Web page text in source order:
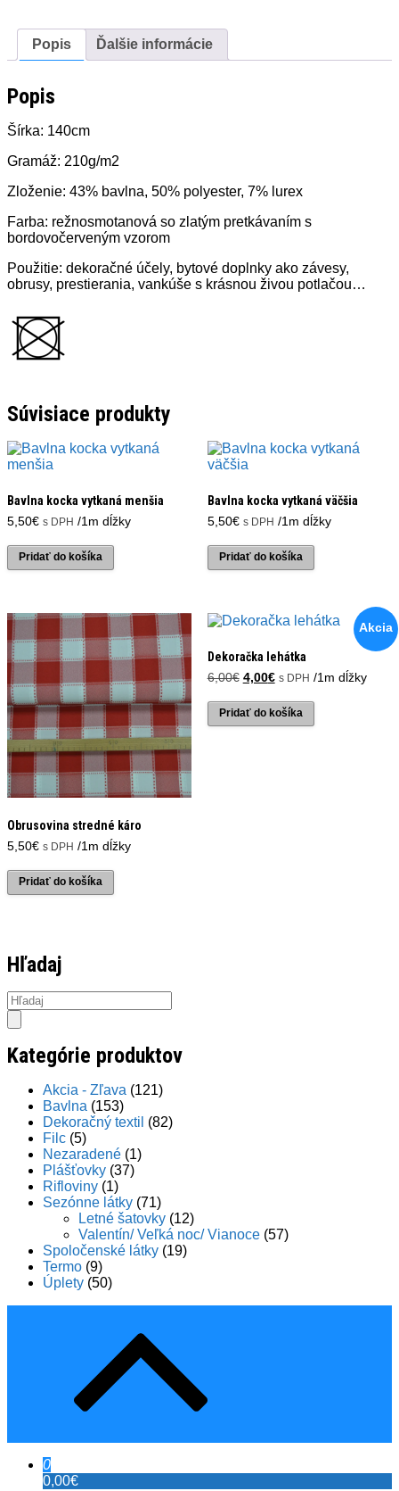
Popis Ďalšie informácie
Popis
Šírka: 140cm
Gramáž: 210g/m2
Zloženie: 43% bavlna, 50% polyester, 7% lurex
Farba: režnosmotanová so zlatým pretkávaním s
bordovočerveným vzorom
Použitie: dekoračné účely, bytové doplnky ako závesy,
obrusy, prestierania, vankúše s krásnou živou potlačou…
Súvisiace produkty
Bavlna kocka vytkaná menšia
5,50€ s DPH /1m dĺžky
Pridať do košíka
Bavlna kocka vytkaná väčšia
5,50€ s DPH /1m dĺžky
Pridať do košíka
Obrusovina stredné káro
5,50€ s DPH /1m dĺžky
Pridať do košíka
Akcia
Dekoračka lehátka
6,00€ Pôvodná
bola:
6,00€.
4,00€Aktuálna
je:
4,00€.
s DPH /1m dĺžky
Pridať do košíka
Hľadaj
Products
search
Kategórie produktov
Akcia - Zľava (121)
Bavlna (153)
Dekoračný textil (82)
Filc (5)
Nezaradené (1)
Plášťovky (37)
Rifloviny (1)
Sezónne látky (71)
Letné šatovky (12)
Valentín/ Veľká noc/ Vianoce (57)
Spoločenské látky (19)
Termo (9)
Úplety (50)
0
0,00€